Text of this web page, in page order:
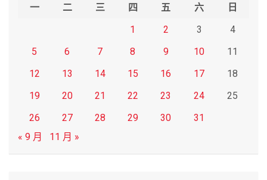
一 二 三 四 五 六
日
1
2 3
4
5
6 7 8 9 10
11
12
13 14 15 16 17
18
19
20 21 22 23 24
25
26
27 28 29 30
31
« 9 月
11 月 »